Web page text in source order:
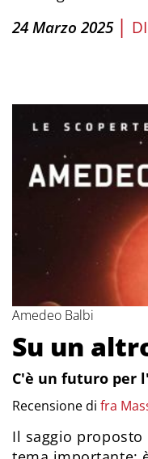
24 Marzo 2025 | DI
Amedeo Balbi
Su un
C'è un futuro per
Recensione di fra
Il saggio